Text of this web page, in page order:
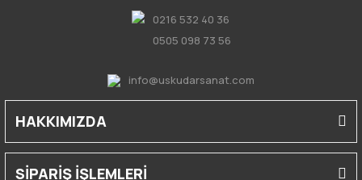
0216 532 40 36
0505 098 73 56
info@uskudarsanat.com
HAKKIMIZDA
SİPARİŞ İŞLEMLERİ